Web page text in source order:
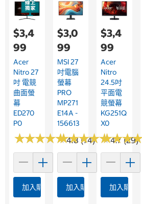
$3,4
99
Acer
Nitro 27
吋 電競
曲面螢
幕
ED270
P0
★★★★★
★★★★★4.8 (74)
加入購物車
$3,0
99
MSI 27
吋電腦
螢幕
PRO
MP271
E14A -
156613
★★★★★
★★★★★4.7 (29)
加入購物車
$3,4
99
Acer
Nitro
24.5吋
平面電
競螢幕
KG251Q
X0
★★★
★★★
加入購物車